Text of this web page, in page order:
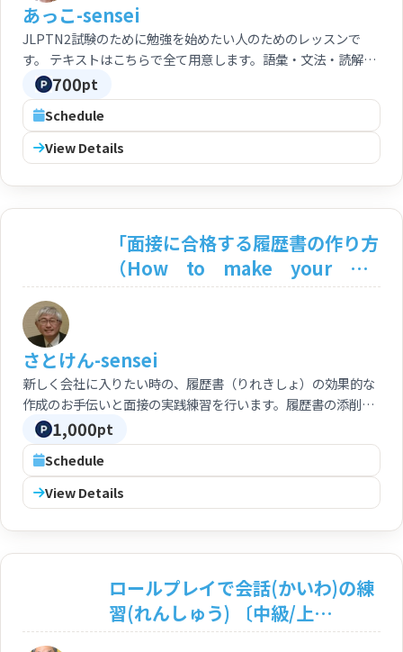
JLPTN2試験のために勉強を始めたい人のためのレッスンで
す。 テキストはこちらで全て用意します。語彙・文法・読解・
聴解の全部を教えます。 一人で勉強するのが不安な人、どうや
って勉強していいか分からない人はこのレッスンを受けてみて
ください。
あっこ-sensei
700pt
Schedule
View Details
「面接に合格する履歴書の作り方
（How to make your
personal history for
personal interview）］
新しく会社に入りたい時の、履歴書（りれきしょ）の効果的な
作成のお手伝いと面接の実践練習を行います。履歴書の添削も
行います。
さとけん-sensei
1,000pt
Schedule
View Details
ロールプレイで会話(かいわ)の練
習(れんしゅう) 〔中級/上
級:N3/N2〕 Conversation